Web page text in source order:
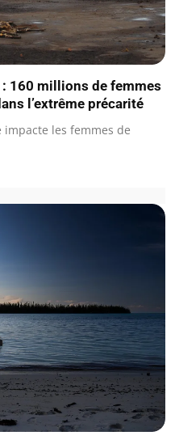
160 millions de femmes
l’extrême précarité
impacte les femmes de